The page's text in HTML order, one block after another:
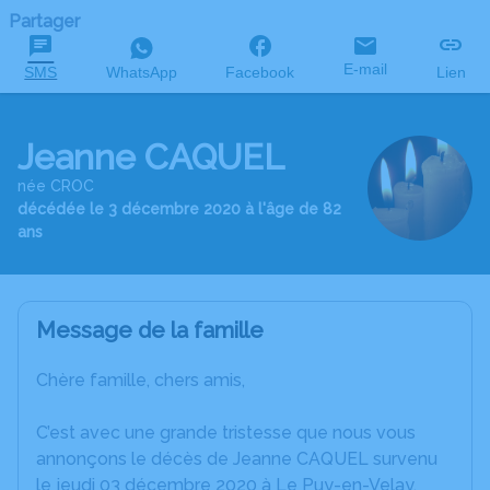
Partager
SMS WhatsApp Facebook E-mail Lien
Jeanne CAQUEL
née CROC
décédée le 3 décembre 2020 à l'âge de 82
ans
Message de la famille
Chère famille, chers amis,
C’est avec une grande tristesse que nous vous
annonçons le décès de Jeanne CAQUEL survenu
le jeudi 03 décembre 2020 à Le Puy-en-Velay.